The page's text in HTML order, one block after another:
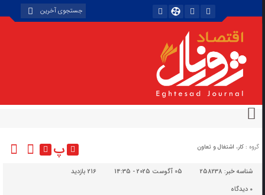
گروه : کار، اشتغال و تعاون پ
شناسه خبر:258238 05 آگوست 2025 - 14:35
216 بازدید
دیدگاه